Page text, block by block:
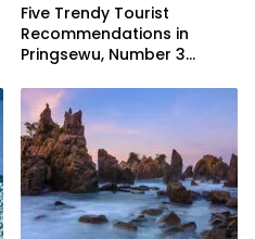
Five Trendy Tourist
Recommendations in
Pringsewu, Number 3
President